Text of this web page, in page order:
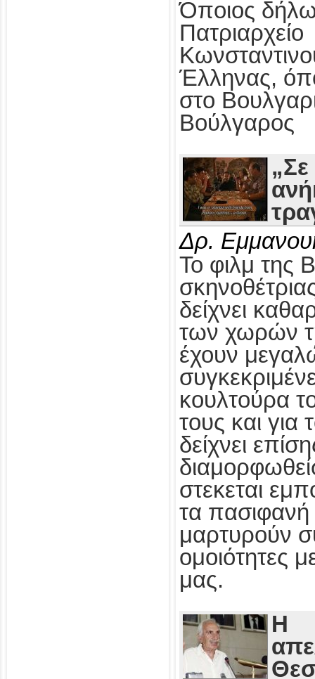
Όποιος
Πατριαρχείο
Έλληνας,
στο
Βούλγαρος
Δρ.
Το φιλμ της
δείχνει
των χωρών
έχουν
κουλτούρα
τους και
δείχνει
στεκεται
τα πασιφανή
μαρτυρούν
ομοιότητες
μας.
Η